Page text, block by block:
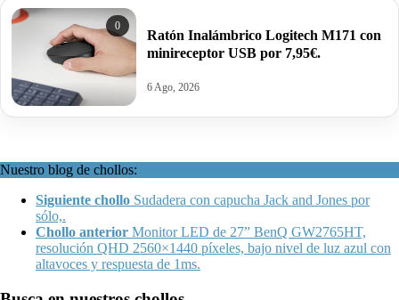
0
Ratón Inalámbrico Logitech M171 con
minireceptor USB por 7,95€.
6 Ago, 2026
Nuestro blog de chollos:
Siguiente chollo Sudadera con capucha Jack and Jones por
sólo,.
Chollo anterior Monitor LED de 27” BenQ GW2765HT,
resolución QHD 2560×1440 píxeles, bajo nivel de luz azul con
altavoces y respuesta de 1ms.